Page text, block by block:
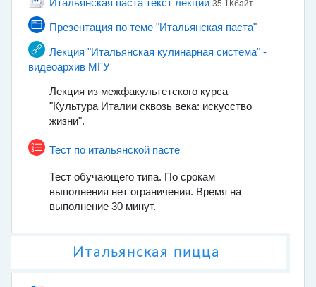
Итальянская паста текст лекции 35.1Кбайт
Презентация по теме "Итальянская паста"Страница
Лекция "Итальянская кулинарная система" -
видеоархив МГУГиперссылка
Лекция из межфакультетского курса
"Культура Италии сквозь века: искусство
жизни".
Тест по итальянской пасте
Тест обучающего типа. По срокам
выполнения нет ограничения. Время на
выполнение 30 минут.
Итальянская пицца